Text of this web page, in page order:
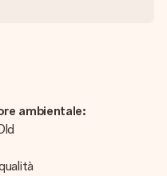
ambientale: